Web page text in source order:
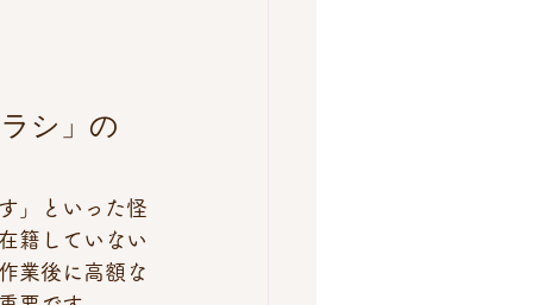
シ」の
」といった怪
籍していない
業後に高額な